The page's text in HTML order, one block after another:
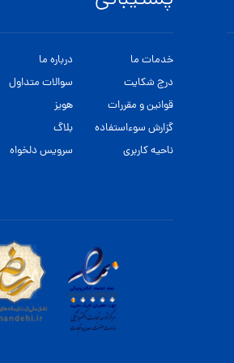
خدمات ما
درباره ما
درج شکایت
سوالات متداول
قوانین و مقررات
هویز
گزارش سوءاستفاده
بلاگ
ناحیه کاربری
سرویس دلخواه